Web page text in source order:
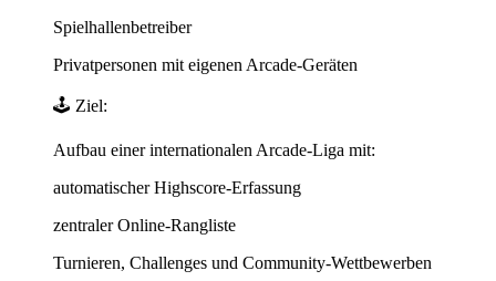
Spielhallenbetreiber
Privatpersonen mit eigenen Arcade-Geräten
🕹️ Ziel:
Aufbau einer internationalen Arcade-Liga mit:
automatischer Highscore-Erfassung
zentraler Online-Rangliste
Turnieren, Challenges und Community-Wettbewerben